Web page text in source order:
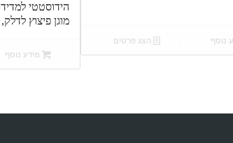
נוסף הצג פרטים
הידוסטטי
מוגן פיצוץ
מידע נוסף